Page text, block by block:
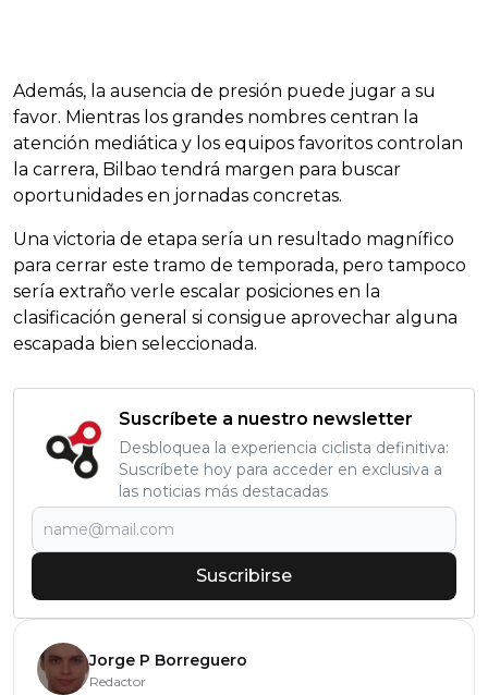
Además, la ausencia de presión puede jugar a su
favor. Mientras los grandes nombres centran la
atención mediática y los equipos favoritos controlan
la carrera, Bilbao tendrá margen para buscar
oportunidades en jornadas concretas.
Una victoria de etapa sería un resultado magnífico
para cerrar este tramo de temporada, pero tampoco
sería extraño verle escalar posiciones en la
clasificación general si consigue aprovechar alguna
escapada bien seleccionada.
Suscríbete a nuestro newsletter
Desbloquea la experiencia ciclista definitiva:
Suscríbete hoy para acceder en exclusiva a
las noticias más destacadas
Suscribirse
Jorge P Borreguero
Redactor